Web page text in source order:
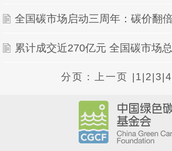
分页： 上一页 | 1| 2|3|4